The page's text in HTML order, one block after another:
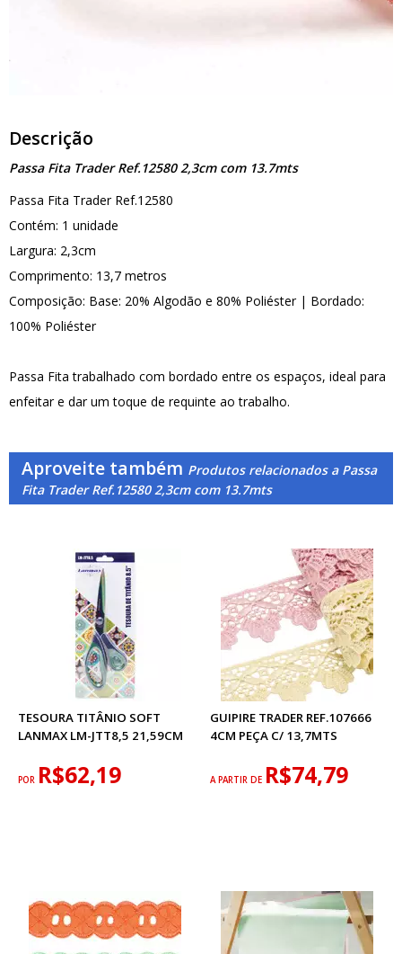
Descrição
Passa Fita Trader Ref.12580 2,3cm com 13.7mts
Passa Fita Trader Ref.12580
Contém: 1 unidade
Largura: 2,3cm
Comprimento: 13,7 metros
Composição: Base: 20% Algodão e 80% Poliéster | Bordado:
100% Poliéster
Passa Fita trabalhado com bordado entre os espaços, ideal para
enfeitar e dar um toque de requinte ao trabalho.
Aproveite também Produtos relacionados a Passa
Fita Trader Ref.12580 2,3cm com 13.7mts
TESOURA TITÂNIO SOFT
LANMAX LM-JTT8,5 21,59CM
POR R$62,19
GUIPIRE TRADER REF.107666
4CM PEÇA C/ 13,7MTS
A PARTIR DE R$74,79